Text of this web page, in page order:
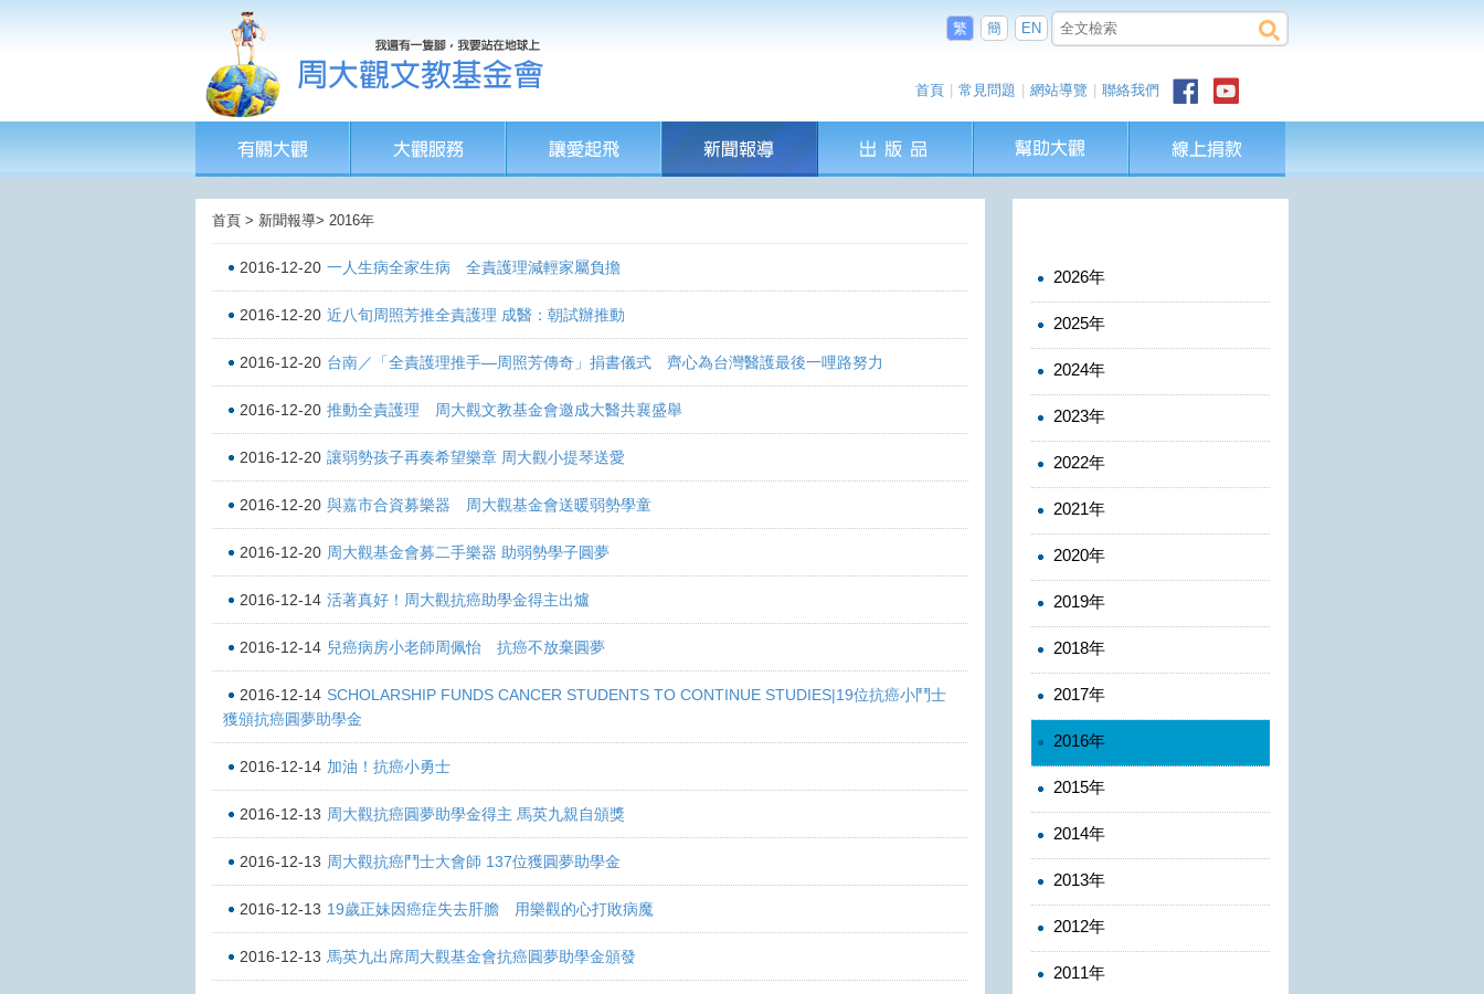
繁 簡 EN
首頁 常見問題 網站導覽 聯絡我們
首頁 > 新聞報導> 2016年
2016-12-20 一人生病全家生病 全責護理減輕家屬負擔
2016-12-20 近八旬周照芳推全責護理 成醫：朝試辦推動
2016-12-20 台南／「全責護理推手—周照芳傳奇」捐書儀式 齊心為台灣醫護最後一哩路努力
2016-12-20 推動全責護理 周大觀文教基金會邀成大醫共襄盛舉
2016-12-20 讓弱勢孩子再奏希望樂章 周大觀小提琴送愛
2016-12-20 與嘉市合資募樂器 周大觀基金會送暖弱勢學童
2016-12-20 周大觀基金會募二手樂器 助弱勢學子圓夢
2016-12-14 活著真好！周大觀抗癌助學金得主出爐
2016-12-14 兒癌病房小老師周佩怡 抗癌不放棄圓夢
2016-12-14 SCHOLARSHIP FUNDS CANCER STUDENTS TO CONTINUE STUDIES|19位抗癌小鬥士
獲頒抗癌圓夢助學金
2016-12-14 加油！抗癌小勇士
2016-12-13 周大觀抗癌圓夢助學金得主 馬英九親自頒獎
2016-12-13 周大觀抗癌鬥士大會師 137位獲圓夢助學金
2016-12-13 19歲正妹因癌症失去肝膽 用樂觀的心打敗病魔
2016-12-13 馬英九出席周大觀基金會抗癌圓夢助學金頒發
2026年
2025年
2024年
2023年
2022年
2021年
2020年
2019年
2018年
2017年
2016年
2015年
2014年
2013年
2012年
2011年